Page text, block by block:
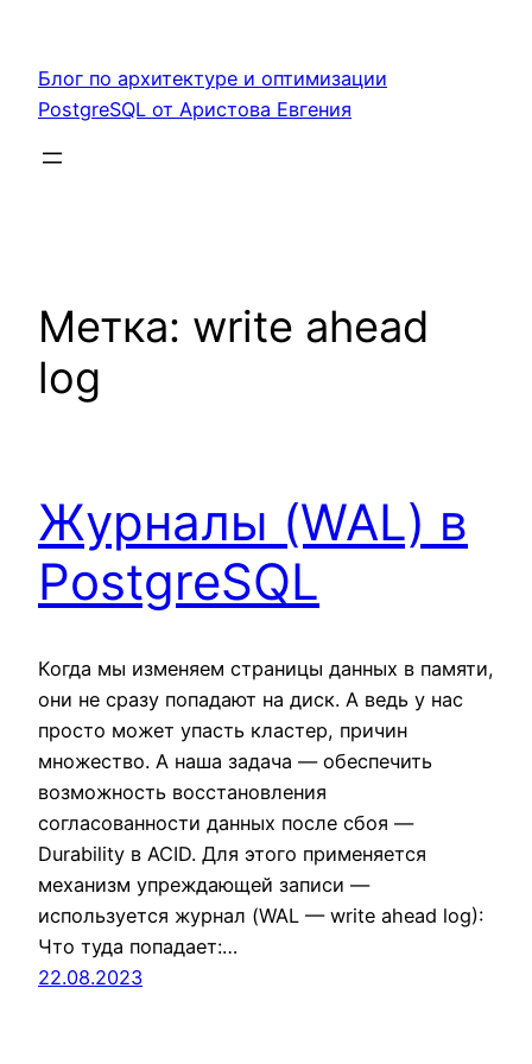
содержимому
Блог по архитектуре и оптимизации
PostgreSQL от Аристова Евгения
Метка: write ahead
log
Журналы (WAL) в
PostgreSQL
Когда мы изменяем страницы данных в памяти,
они не сразу попадают на диск. А ведь у нас
просто может упасть кластер, причин
множество. А наша задача — обеспечить
возможность восстановления
согласованности данных после сбоя —
Durability в ACID. Для этого применяется
механизм упреждающей записи —
используется журнал (WAL — write ahead log):
Что туда попадает:…
22.08.2023